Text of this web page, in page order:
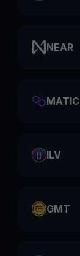
NEAR
MATIC
ILV
GMT